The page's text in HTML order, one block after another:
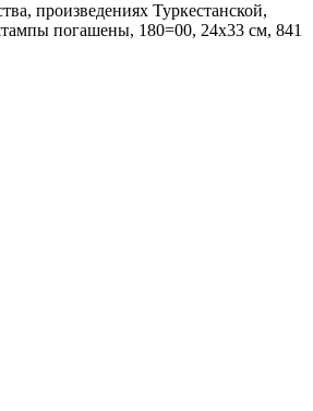
произведениях Туркестанской,
погашены, 180=00, 24х33 см, 841